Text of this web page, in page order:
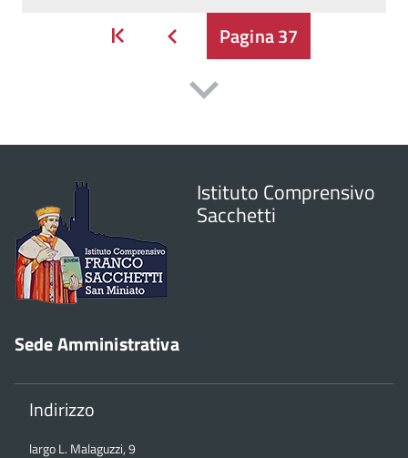
Indietro
Pagina37
Istituto Comprensivo
Sacchetti
Sede Amministrativa
Indirizzo
largo L. Malaguzzi, 9